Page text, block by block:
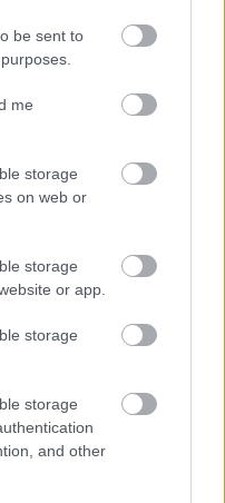
be sent to
me
storage
on web or
storage
or app.
storage
storage
and other